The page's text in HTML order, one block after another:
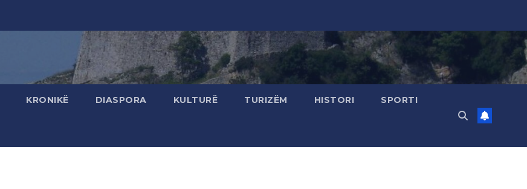
KRONIKË DIASPORA KULTURË TURIZËM HISTORI SPORTI